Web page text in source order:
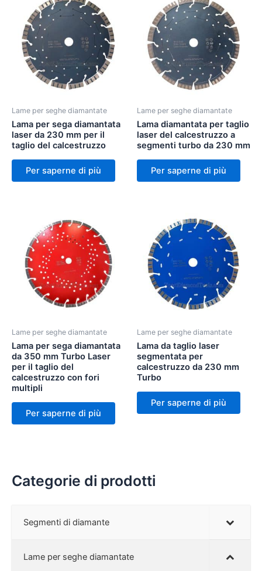
Lame per seghe diamantate
Lama per sega diamantata
laser da 230 mm per il
taglio del calcestruzzo
Per saperne di più
Lame per seghe diamantate
Lama diamantata per taglio
laser del calcestruzzo a
segmenti turbo da 230 mm
Per saperne di più
Lame per seghe diamantate
Lama per sega diamantata
da 350 mm Turbo Laser
per il taglio del
calcestruzzo con fori
multipli
Per saperne di più
Lame per seghe diamantate
Lama da taglio laser
segmentata per
calcestruzzo da 230 mm
Turbo
Per saperne di più
Categorie di prodotti
Segmenti di diamante
Lame per seghe diamantate